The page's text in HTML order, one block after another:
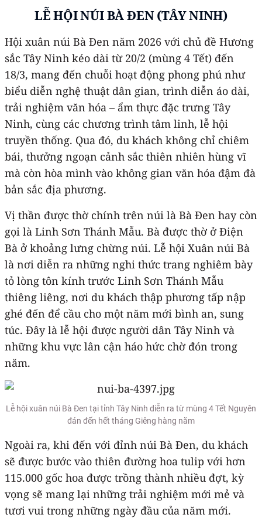
LỄ HỘI NÚI BÀ ĐEN (TÂY NINH)
Hội xuân núi Bà Đen năm 2026 với chủ đề Hương
sắc Tây Ninh kéo dài từ 20/2 (mùng 4 Tết) đến
18/3, mang đến chuỗi hoạt động phong phú như
biểu diễn nghệ thuật dân gian, trình diễn áo dài,
trải nghiệm văn hóa – ẩm thực đặc trưng Tây
Ninh, cùng các chương trình tâm linh, lễ hội
truyền thống. Qua đó, du khách không chỉ chiêm
bái, thưởng ngoạn cảnh sắc thiên nhiên hùng vĩ
mà còn hòa mình vào không gian văn hóa đậm đà
bản sắc địa phương.
Vị thần được thờ chính trên núi là Bà Đen hay còn
gọi là Linh Sơn Thánh Mẫu. Bà được thờ ở Điện
Bà ở khoảng lưng chừng núi. Lễ hội Xuân núi Bà
là nơi diễn ra những nghi thức trang nghiêm bày
tỏ lòng tôn kính trước Linh Sơn Thánh Mẫu
thiêng liêng, nơi du khách thập phương tấp nập
ghé đến để cầu cho một năm mới bình an, sung
túc. Đây là lễ hội được người dân Tây Ninh và
những khu vực lân cận háo hức chờ đón trong
năm.
Lễ hội xuân núi Bà Đen tại tỉnh Tây Ninh diễn ra từ mùng 4 Tết Nguyên
đán đến hết tháng Giêng hàng năm
Ngoài ra, khi đến với đỉnh núi Bà Đen, du khách
sẽ được bước vào thiên đường hoa tulip với hơn
115.000 gốc hoa được trồng thành nhiều đợt, kỳ
vọng sẽ mang lại những trải nghiệm mới mẻ và
tươi vui trong những ngày đầu của năm mới.